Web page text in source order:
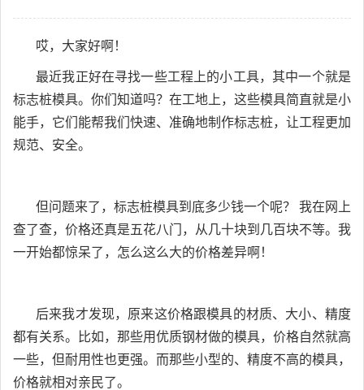
哎，大家好啊！
最近我正好在寻找一些工程上的小工具，其中一个就是
标志桩模具。你们知道吗？在工地上，这些模具简直就是小
能手，它们能帮我们快速、准确地制作标志桩，让工程更加
规范、安全。
但问题来了，标志桩模具到底多少钱一个呢？ 我在网上
查了查，价格还真是五花八门，从几十块到几百块不等。我
一开始都惊呆了，怎么这么大的价格差异啊！
后来我才发现，原来这价格跟模具的材质、大小、精度
都有关系。比如，那些用优质钢材做的模具，价格自然就高
一些，但耐用性也更强。而那些小型的、精度不高的模具，
价格就相对亲民了。